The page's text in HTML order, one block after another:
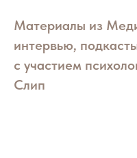
Материалы из
интервью,
с участием
Слип